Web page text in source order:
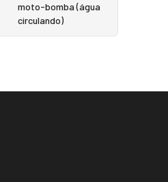
moto-bomba (água
circulando)